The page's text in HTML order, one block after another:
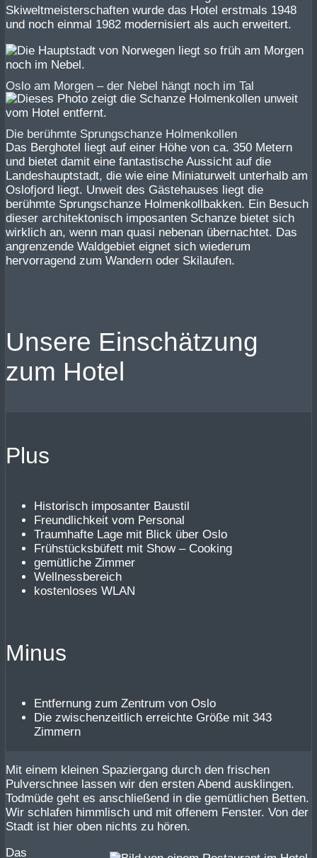
Skiweltmeisterschaften wurde das Hotel erstmals 1948
und noch einmal 1982 modernisiert als auch erweitert.
Oslo am Morgen – der Nebel hängt noch im Tal
Die berühmte Sprungschanze Holmenkollen
Das Berghotel liegt auf einer Höhe von ca. 350 Metern
und bietet damit eine fantastische Aussicht auf die
Landeshauptstadt, die wie eine Miniaturwelt unterhalb am
Oslofjord liegt. Unweit des Gästehauses liegt die
berühmte Sprungschanze Holmenkollbakken. Ein Besuch
dieser architektonisch imposanten Schanze bietet sich
wirklich an, wenn man quasi nebenan übernachtet. Das
angrenzende Waldgebiet eignet sich wiederum
hervorragend zum Wandern oder Skilaufen.
Unsere Einschätzung
zum Hotel
Plus
Historisch imposanter Baustil
Freundlichkeit vom Personal
Traumhafte Lage mit Blick über Oslo
Frühstücksbüfett mit Show – Cooking
gemütliche Zimmer
Wellnessbereich
kostenloses WLAN
Minus
Entfernung zum Zentrum von Oslo
Die zwischenzeitlich erreichte Größe mit 343
Zimmern
Mit einem kleinen Spaziergang durch den frischen
Pulverschnee lassen wir den ersten Abend ausklingen.
Todmüde geht es anschließend in die gemütlichen Betten.
Wir schlafen himmlisch und mit offenem Fenster. Von der
Stadt ist hier oben nichts zu hören.
Das